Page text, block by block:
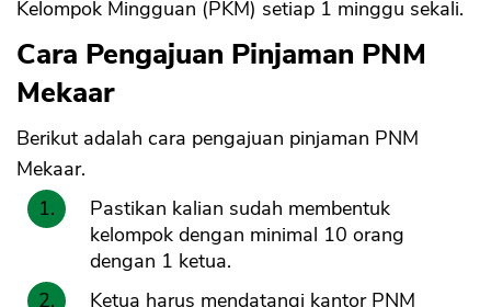
Kelompok Mingguan (PKM) setiap 1 minggu sekali.
Cara Pengajuan Pinjaman PNM
Mekaar
Berikut adalah cara pengajuan pinjaman PNM
Mekaar.
Pastikan kalian sudah membentuk
kelompok dengan minimal 10 orang
dengan 1 ketua.
Ketua harus mendatangi kantor PNM